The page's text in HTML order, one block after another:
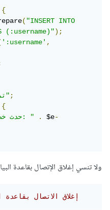
{
("INSERT INTO
(:username)");
(':username',
"تمت الإضافة بنجاح";
{
"حدث خطأ أثناء الإضافة: " . $e-
ولا تنسي إغلاق الإتصال بقاعدة
// إغلاق الاتصال بقاعدة